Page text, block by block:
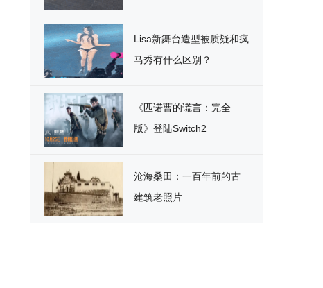
Lisa新舞台造型被质疑和疯
马秀有什么区别？
《匹诺曹的谎言：完全
版》登陆Switch2
沧海桑田：一百年前的古
建筑老照片